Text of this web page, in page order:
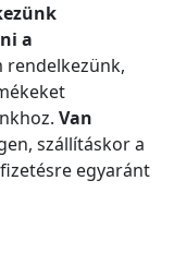
a
rendelkezünk,
Van
szállításkor a
egyaránt